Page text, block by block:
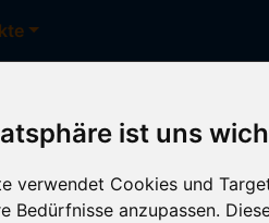
ist uns
verwendet Cookies und
Bedürfnisse anzupassen.
Der